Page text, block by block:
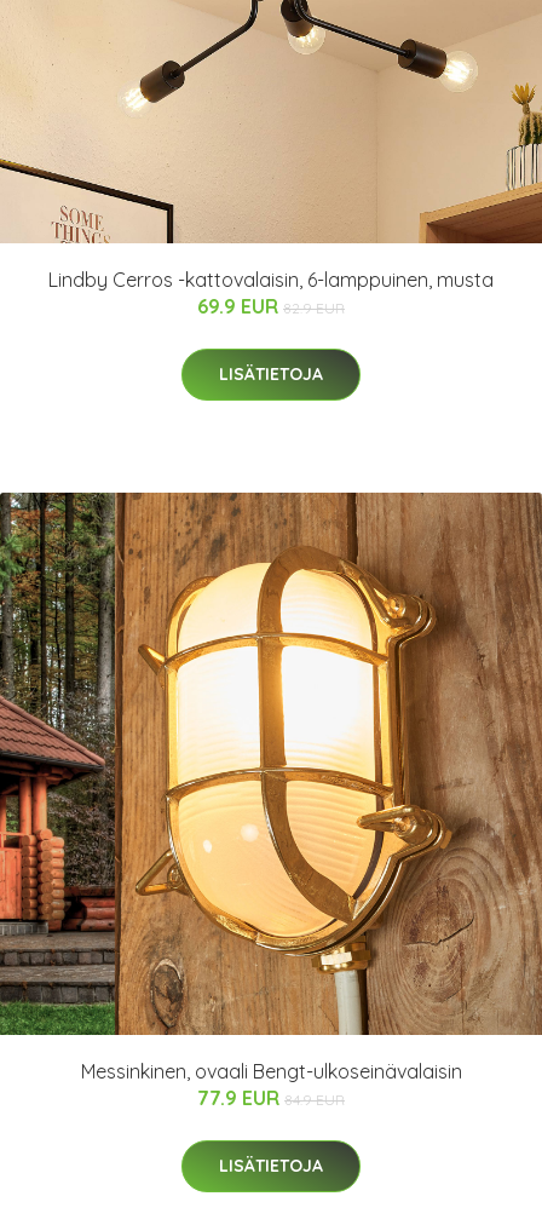
Lindby Cerros -kattovalaisin, 6-lamppuinen, musta
69.9 EUR 82.9 EUR
LISÄTIETOJA
Messinkinen, ovaali Bengt-ulkoseinävalaisin
77.9 EUR 84.9 EUR
LISÄTIETOJA